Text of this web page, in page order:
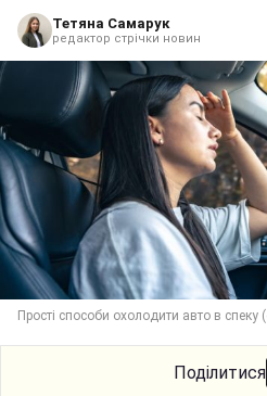
Тетяна Самарук
редактор стрічки новин
Прості способи охолодити авто в
Поділитися